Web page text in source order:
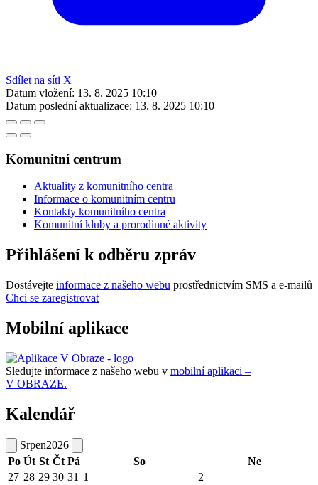
Sdílet na síti X
Datum vložení: 13. 8. 2025 10:10
Datum poslední aktualizace: 13. 8. 2025 10:10
Komunitní centrum
Aktuality z komunitního centra
Informace o komunitním centru
Kontakty komunitního centra
Komunitní kluby a prorodinné aktivity
Přihlášení k odběru zpráv
Dostávejte informace z našeho webu prostřednictvím SMS a e-mailů
Chci se zaregistrovat
Mobilní aplikace
Sledujte informace z našeho webu v mobilní aplikaci –
V OBRAZE.
Kalendář
Srpen2026
Po Út St Čt Pá So
Ne
27 28 29 30 31 1 2